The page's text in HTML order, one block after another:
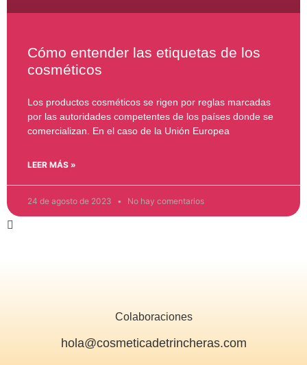
Cómo entender las etiquetas de los
cosméticos
Los productos cosméticos se rigen por reglas marcadas
por las autoridades competentes de los países donde se
comercializan. En el caso de la Unión Europea
LEER MÁS »
24 de agosto de 2023 No hay comentarios
Colaboraciones
hola@cosmeticadetrincheras.com